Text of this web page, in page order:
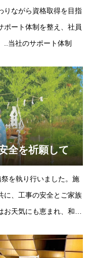
りながら資格取得を目指
ポート体制を整え、社員
..当社のサポート体制
全を祈願して
を執り行いました。施
に、工事の安全とご家族
天気にも恵まれ、和や